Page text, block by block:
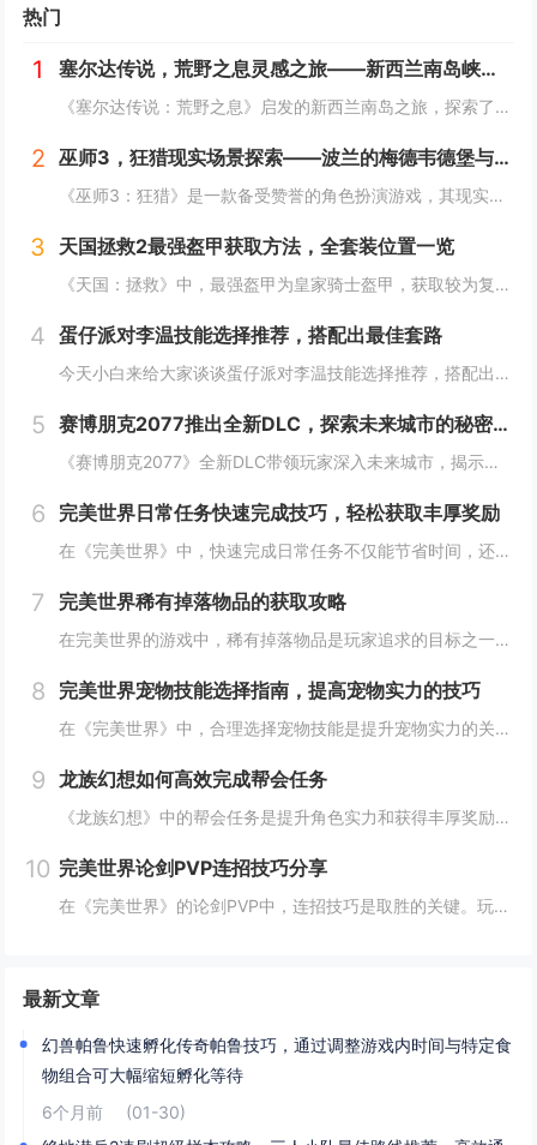
热门
1 塞尔达传说，荒野之息灵感之旅——新西兰南岛峡湾探秘与荒野生存体验
《塞尔达传说：荒野之息》启发的新西兰南岛之旅，探索了其壮丽的自然风光与荒野生存体验。在峡湾国家公园，你将亲历游戏般的奇妙景色，从镜面般的湖泊、雄伟的山脉到神秘的森林，每一处都仿佛是游戏中的场景再现。你可以参与野外生存活动，学习采集、搭建庇护...
2 巫师3，狂猎现实场景探索——波兰的梅德韦德堡与温特堡城堡的奇幻之旅
《巫师3：狂猎》是一款备受赞誉的角色扮演游戏，其现实中的灵感来源之一是波兰的梅德韦德堡和温特堡城堡。这两处地点以其独特的中世纪建筑风格和壮丽的自然风光，为游戏营造了奇幻而真实的背景。梅德韦德堡位于波兰南部，拥有悠久的历史和神秘氛围；而温特堡...
3 天国拯救2最强盔甲获取方法，全套装位置一览
《天国：拯救》中，最强盔甲为皇家骑士盔甲，获取较为复杂。首先需完成“皇家侍卫”任务线，帮助亨利成为国王的私人护卫。之后，在王宫内找到盔甲的具体位置，通常藏于密室或特定房间。完成相关任务后，玩家可获得这套顶级装备，大幅提升防御力和战斗能力。游...
4 蛋仔派对李温技能选择推荐，搭配出最佳套路
今天小白来给大家谈谈蛋仔派对李温技能选择推荐，搭配出最佳套路，以及蛋仔派对攻略对应的知识点，希望对大家有所帮助，不要忘了收藏本站呢今天给各位分享蛋仔派对李温技能选择推荐，搭配出最佳套路的知识，其中也会对蛋仔派对攻略进行解释，如果能碰巧解决你...
5 赛博朋克2077推出全新DLC，探索未来城市的秘密和新任务
《赛博朋克2077》全新DLC带领玩家深入未来城市，揭示隐藏的秘密并开启一系列新任务。在这一扩展内容中，玩家将有机会探索更多未知区域，体验丰富多彩的剧情，与全新角色互动，进一步丰富游戏世界的沉浸感与可玩性。今天小白来给大家谈谈《赛博朋克20...
6 完美世界日常任务快速完成技巧，轻松获取丰厚奖励
在《完美世界》中，快速完成日常任务不仅能节省时间，还能确保玩家获得丰厚的奖励。合理规划任务路线，优先选择高经验值和金币奖励的任务。利用双倍经验时间进行任务，可以事半功倍。组队完成任务效率更高，特别是对于需要击败强大敌人的任务。不要忘记使用游...
7 完美世界稀有掉落物品的获取攻略
在完美世界的游戏中，稀有掉落物品是玩家追求的目标之一。这些物品通常只能通过特定的活动、副本或怪物获得，且掉落率极低。为了提高获取几率，玩家可以组队参与高难度副本，多次挑战以增加机会；参加限时活动，如节日庆典和特殊任务，这些活动往往会有额外奖...
8 完美世界宠物技能选择指南，提高宠物实力的技巧
在《完美世界》中，合理选择宠物技能是提升宠物实力的关键。优先考虑增强宠物基础属性的技能，如攻击、防御和生命值。根据宠物类型和定位，选择合适的主动或被动技能，如控制、辅助或输出技能。利用宠物技能书升级技能等级，以及通过宠物合成功能优化技能组合...
9 龙族幻想如何高效完成帮会任务
《龙族幻想》中的帮会任务是提升角色实力和获得丰厚奖励的重要途径。要高效完成帮会任务，首先需要合理安排时间，选择高效率的任务组合，如组队完成副本或集体参与帮会活动。利用好帮会资源，如经验药水、加速道具等，可以显著提高任务完成速度。积极与帮会成...
10 完美世界论剑PVP连招技巧分享
在《完美世界》的论剑PVP中，连招技巧是取胜的关键。玩家需熟练掌握角色技能的释放顺序与时机，利用控制技能打断对手的攻击节奏，同时保持自身技能的连贯性。合理利用地形和位移技能，可以有效躲避敌方攻击，创造反击机会。了解并针对不同职业的特点制定策...
最新文章
幻兽帕鲁快速孵化传奇帕鲁技巧，通过调整游戏内时间与特定食
物组合可大幅缩短孵化等待
6个月前
(01-30)